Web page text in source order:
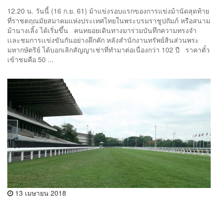
12.20 น. วันนี้ (16 ก.ย. 61) ม้าแข่งรอบแรกของการแข่งม้านัดสุดท้าย
ที่ราชตฤณมัยสมาคมแห่งประเทศไทยในพระบรมราชูปถัมภ์ หรือสนาม
ม้านางเลิ้ง ได้เริ่มขึ้น คนทยอยเดินทางมาร่วมบันทึกความทรงจำ
เเละชมการเเข่งขันกันอย่างคึกคัก หลังสำนักงานทรัพย์สินส่วนพระ
มหากษัตริย์ ได้บอกเลิกสัญญาเช่าที่ทำมาต่อเนื่องกว่า 102 ปี ราคาตั๋ว
เข้าชมคือ 50 ...
13 เมษายน 2018